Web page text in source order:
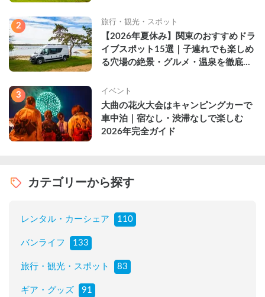
2 旅行・観光・スポット
【2026年夏休み】関東のおすすめドラ
イブスポット15選｜子連れでも楽しめ
る穴場の絶景・グルメ・温泉を徹底解
3 イベント
大曲の花火大会はキャンピングカーで
車中泊｜宿なし・渋滞なしで楽しむ
2026年完全ガイド
カテゴリーから探す
レンタル・カーシェア 110
バンライフ 133
旅行・観光・スポット 83
ギア・グッズ 91